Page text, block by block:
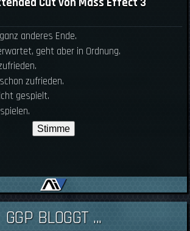
anderes Ende.
geht aber in Ordnung.
zufrieden.
gespielt.
GGP BLOGGT ...